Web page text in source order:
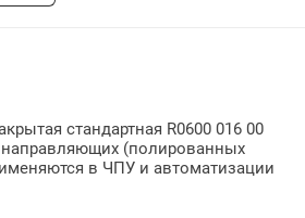
стандартная R0600 016 00
(полированных
в ЧПУ и автоматизации